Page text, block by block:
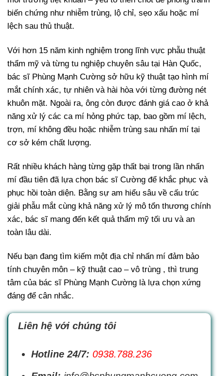
biến chứng như nhiễm trùng, lộ chỉ, sẹo xấu hoặc mí
lệch sau thủ thuật.
Với hơn 15 năm kinh nghiệm trong lĩnh vực phẫu thuật
thẩm mỹ và từng tu nghiệp chuyên sâu tại Hàn Quốc,
bác sĩ Phùng Mạnh Cường sở hữu kỹ thuật tạo hình mí
mắt chính xác, tự nhiên và hài hòa với từng đường nét
khuôn mặt. Ngoài ra, ông còn được đánh giá cao ở khả
năng xử lý các ca mí hỏng phức tạp, bao gồm mí lệch,
trợn, mí không đều hoặc nhiễm trùng sau nhấn mí tại
cơ sở kém chất lượng.
Rất nhiều khách hàng từng gặp thất bại trong lần nhấn
mí đầu tiên đã lựa chọn bác sĩ Cường để khắc phục và
phục hồi toàn diện. Bằng sự am hiểu sâu về cấu trúc
giải phẫu mắt cùng khả năng xử lý mô tổn thương chính
xác, bác sĩ mang đến kết quả thẩm mỹ tối ưu và an
toàn lâu dài.
Nếu bạn đang tìm kiếm một địa chỉ nhấn mí đảm bảo
tính chuyên môn – kỹ thuật cao – vô trùng , thì trung
tâm của bác sĩ Phùng Mạnh Cường là lựa chọn xứng
đáng để cân nhắc.
Liên hệ với chúng tôi
Hotline 24/7: 0938.788.236